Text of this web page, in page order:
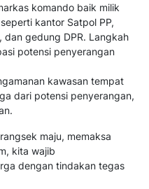
komando baik milik
kantor Satpol PP,
dan gedung DPR. Langkah
potensi penyerangan
kawasan tempat
dari potensi penyerangan,
maju, memaksa
kita wajib
dengan tindakan tegas